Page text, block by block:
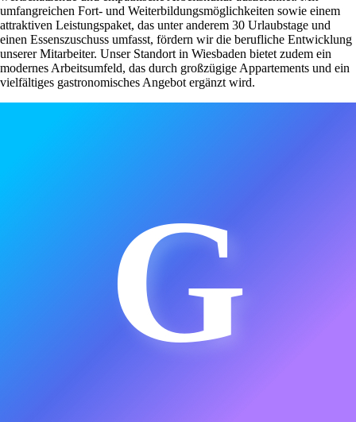
umfangreichen Fort- und Weiterbildungsmöglichkeiten sowie einem
attraktiven Leistungspaket, das unter anderem 30 Urlaubstage und
einen Essenszuschuss umfasst, fördern wir die berufliche Entwicklung
unserer Mitarbeiter. Unser Standort in Wiesbaden bietet zudem ein
modernes Arbeitsumfeld, das durch großzügige Appartements und ein
vielfältiges gastronomisches Angebot ergänzt wird.
G